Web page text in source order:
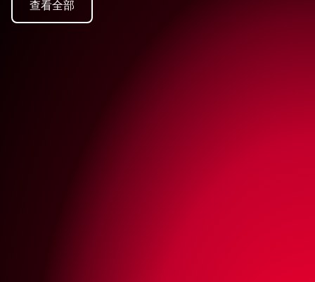
查看全部